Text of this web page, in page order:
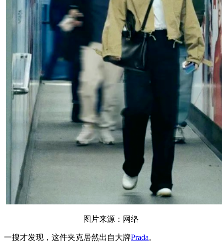
图片来源：网络
一搜才发现，这件夹克居然出自大牌Prada。